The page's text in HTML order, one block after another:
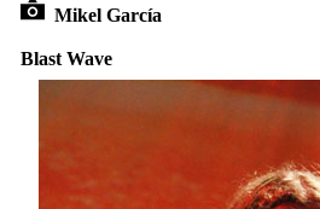
Mikel García
Blast Wave